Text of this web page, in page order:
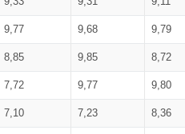
9,77 9,68 9,79
8,85 9,85 8,72
7,72 9,77 9,80
7,10 7,23 8,36